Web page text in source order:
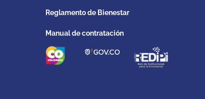
Reglamento de Bienestar
Manual de contratación